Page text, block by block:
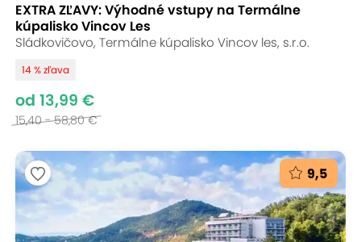
EXTRA ZĽAVY: Výhodné vstupy na Termálne
kúpalisko Vincov Les
Sládkovičovo, Termálne kúpalisko Vincov les, s.r.o.
14 % zľava
od 13,99 €
15,40 - 58,80 €
9,5